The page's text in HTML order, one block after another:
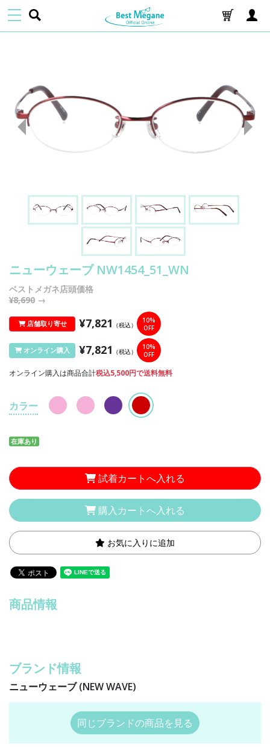
ニューウェーブ NW1454_51_WN
ベストメガネ店頭価格
¥8,690 →
店舗取り寄せ ¥7,821 （税込）
10%
OFF
オンライン購入 ¥7,821 （税込）
10%
OFF
オンライン購入は商品合計税込5,500円で送料無料
カラー
在庫あり
試着カートへ入れる
購入カートへ入れる
お気に入りに追加
商品情報
ブランド情報
ニューウェーブ (NEW WAVE)
同じブランドの商品を見る